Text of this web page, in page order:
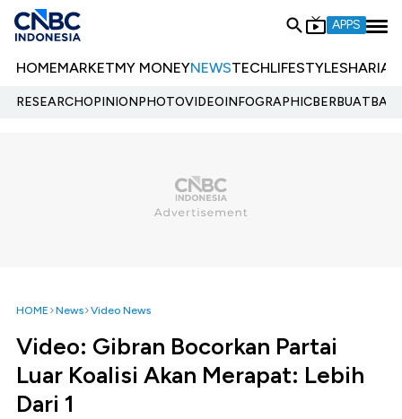
APPS
HOMEMARKETMY MONEYNEWSTECHLIFESTYLESHARIA
RESEARCHOPINIONPHOTOVIDEOINFOGRAPHIC
HOME News Video News
Video: Gibran Bocorkan Partai
Luar Koalisi Akan Merapat: Lebih
Dari 1